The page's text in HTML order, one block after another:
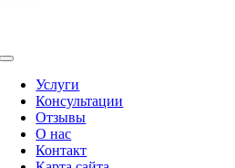
Toggle
NavigationУслуги
Консультации
Отзывы
О нас
Контакт